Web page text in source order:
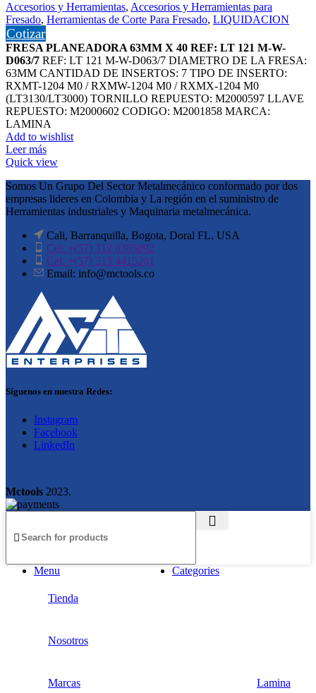
Accesorios y Herramientas, Accesorios y Herramientas para
Fresado, Herramientas de Corte Para Fresado, LIQUIDACION
Cotizar
FRESA PLANEADORA 63MM X 40 REF: LT 121 M-W-
D063/7 REF: LT 121 M-W-D063/7 DIAMETRO DE LA FRESA:
63MM CANTIDAD DE INSERTOS: 7 TIPO DE INSERTO:
RXMT-1204 M0 / RXMW-1204 M0 / RXMX-1204 M0
(LT3130/LT3000) TORNILLO REPUESTO: M2000597 LLAVE
REPUESTO: M2000602 CODIGO: M2001858 MARCA:
LAMINA
Add to wishlist
Leer más
Quick view
Somos Un Grupo Del Sector Metalmecánico conformado por dos
empresas lideres en Colombia y La región en el suministro de
Herramientas industriales y Maquinaria metalmecánica.
Cali, Barranquilla, Bogota, Doral FL. USA
Cel: +(57) 312 8305092
Cel: +(57) 313 4415201
Email: info@mctools.co
Síguenos en nuestra Redes:
Instagram
Facebook
LinkedIn
Mctools 2023.
Menu Categories
Tienda
Nosotros
Marcas Lamina